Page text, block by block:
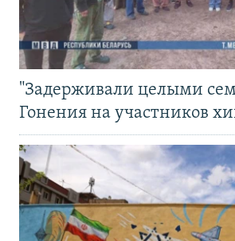
"Задерживали целыми
Гонения на участников